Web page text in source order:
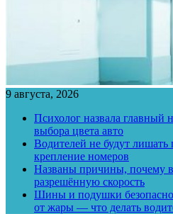
9 августа, 2026
Психолог назвала главный
выбора цвета авто
Водителей не будут лишать
крепление номеров
Названы причины, почему
разрешённую скорость
Шины и подушки
от жары — что делать